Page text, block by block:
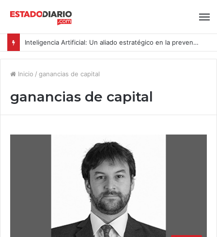
Inteligencia Artificial: Un aliado estratégico en la prevención del acoso y la violencia laboral bajo la Ley Karin
Inicio / ganancias de capital
ganancias de capital